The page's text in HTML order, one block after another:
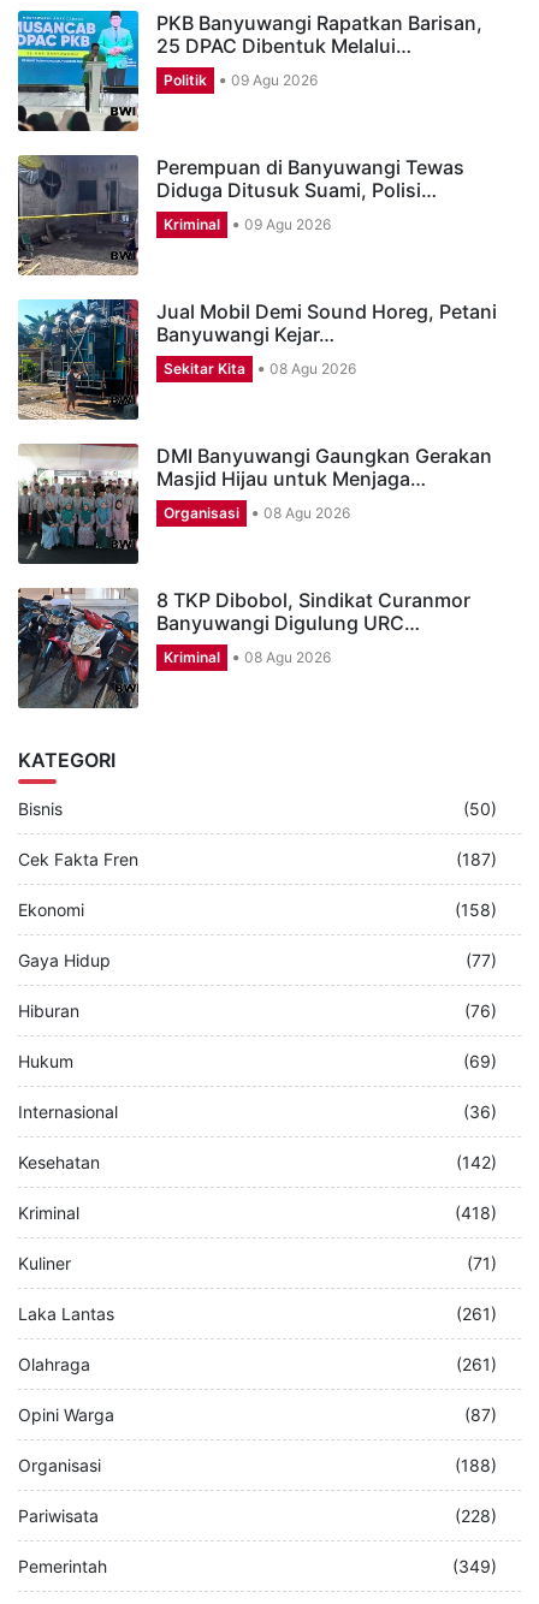
PKB Banyuwangi Rapatkan Barisan,
25 DPAC Dibentuk Melalui…
Politik 09 Agu 2026
Perempuan di Banyuwangi Tewas
Diduga Ditusuk Suami, Polisi…
Kriminal 09 Agu 2026
Jual Mobil Demi Sound Horeg, Petani
Banyuwangi Kejar…
Sekitar Kita 08 Agu 2026
DMI Banyuwangi Gaungkan Gerakan
Masjid Hijau untuk Menjaga…
Organisasi 08 Agu 2026
8 TKP Dibobol, Sindikat Curanmor
Banyuwangi Digulung URC…
Kriminal 08 Agu 2026
KATEGORI
Bisnis (50)
Cek Fakta Fren (187)
Ekonomi (158)
Gaya Hidup (77)
Hiburan (76)
Hukum (69)
Internasional (36)
Kesehatan (142)
Kriminal (418)
Kuliner (71)
Laka Lantas (261)
Olahraga (261)
Opini Warga (87)
Organisasi (188)
Pariwisata (228)
Pemerintah (349)